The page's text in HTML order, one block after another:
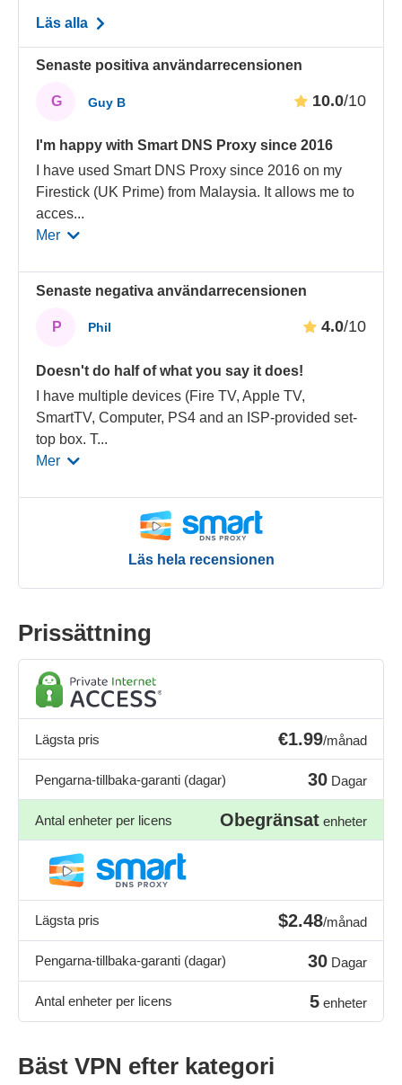
Läs alla
Senaste positiva användarrecensionen
G Guy B 10.0/10
I'm happy with Smart DNS Proxy since 2016
I have used Smart DNS Proxy since 2016 on my
Firestick (UK Prime) from Malaysia. It allows me to
acces...
Mer
Senaste negativa användarrecensionen
P Phil 4.0/10
Doesn't do half of what you say it does!
I have multiple devices (Fire TV, Apple TV,
SmartTV, Computer, PS4 and an ISP-provided set-
top box. T...
Mer
Läs hela recensionen
Prissättning
Lägsta pris €1.99/månad
Pengarna-tillbaka-garanti (dagar) 30 Dagar
Antal enheter per licens Obegränsat enheter
Lägsta pris $2.48/månad
Pengarna-tillbaka-garanti (dagar) 30 Dagar
Antal enheter per licens 5 enheter
Bäst VPN efter kategori